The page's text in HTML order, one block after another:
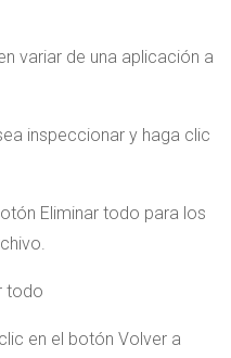
variar de una aplicación a
Eliminar todo para los
en el botón Volver a